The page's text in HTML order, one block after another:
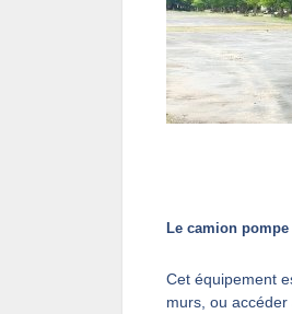
Le camion pompe
Cet équipement
murs, ou